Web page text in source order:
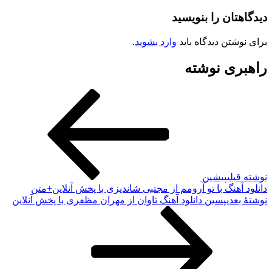
را بنویسید
نوشتن دیدگاه بایدوارد بشوید.
نوشته
قبلیپیشین
آهنگ با تو آرومم از مجتبی شاندیزی با پخش آنلاین+متن
بعدیپسین دانلود آهنگ تاوان از مهران مظفری با پخش آنلاین